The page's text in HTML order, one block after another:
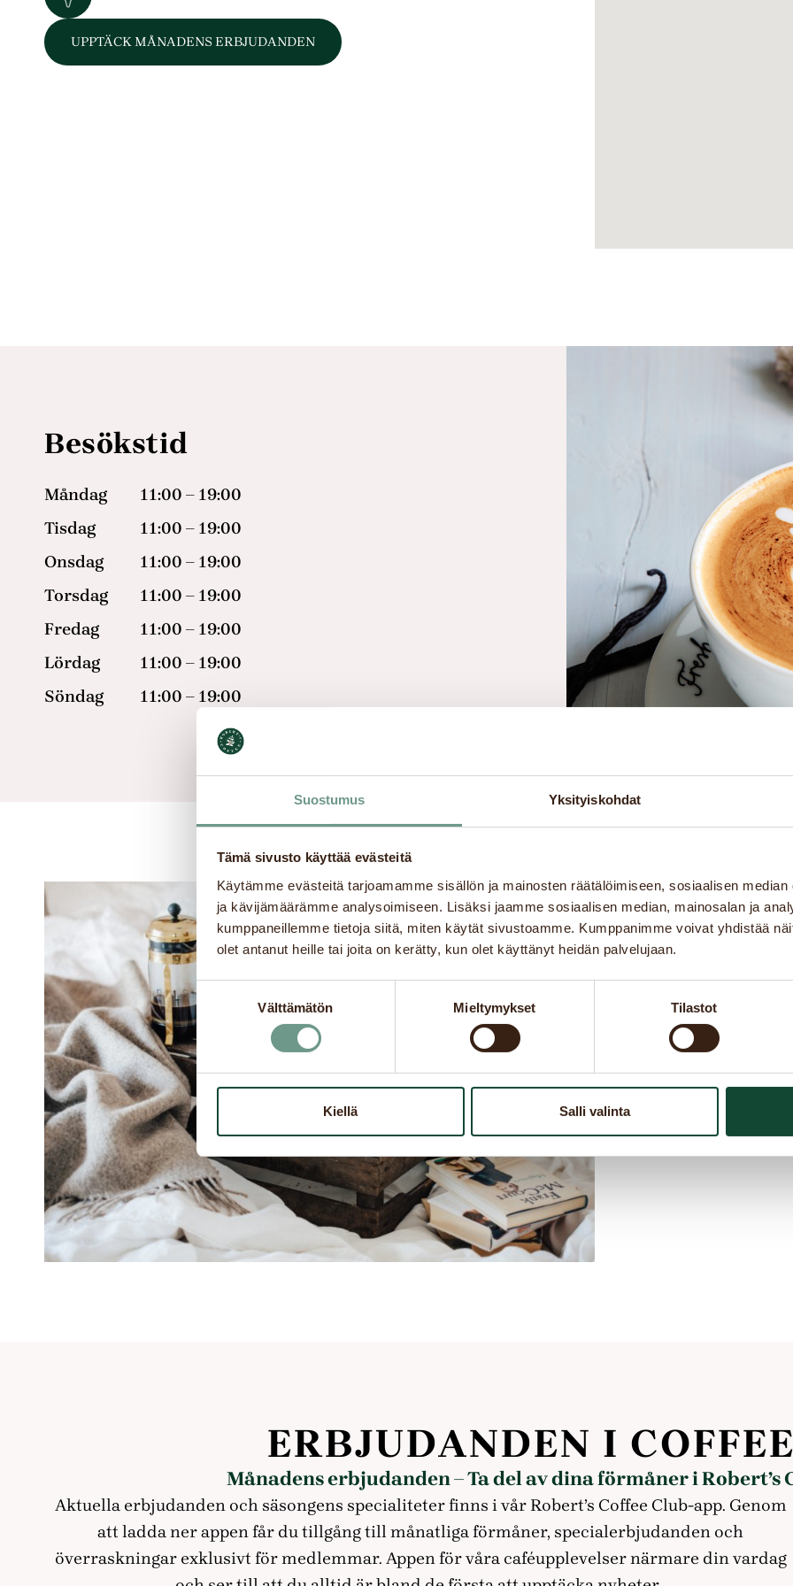
Suostumus Yksityiskohdat
Tämä sivusto käyttää evästeitä
Käytämme evästeitä tarjoamamme sisällön ja mainosten räätälöimiseen, sosiaalisen
ja kävijämäärämme analysoimiseen. Lisäksi jaamme sosiaalisen median, mainosalan ja
kumppaneillemme tietoja siitä, miten käytät sivustoamme. Kumppanimme voivat yhdistää
olet antanut heille tai joita on kerätty, kun olet käyttänyt heidän palvelujaan.
Suostumuksen
Välttämätön Mieltymykset Tilastot
Kiellä Salli valinta
UPPTÄCK MÅNADENS ERBJUDANDEN
Besökstid
Måndag
11:00 – 19:00
Tisdag
11:00 – 19:00
Onsdag
11:00 – 19:00
Torsdag
11:00 – 19:00
Fredag
11:00 – 19:00
Lördag
11:00 – 19:00
Söndag
11:00 – 19:00
1-3-61
(Tokyo
112-0004
VILL DU
ERBJUDANDEN I
Månadens erbjudanden – Ta del av dina förmåner i Robert’s
Aktuella erbjudanden och säsongens specialiteter finns i vår Robert’s Coffee Club-app. Genom
att ladda ner appen får du tillgång till månatliga förmåner, specialerbjudanden och
överraskningar exklusivt för medlemmar. Appen för våra caféupplevelser närmare din vardag